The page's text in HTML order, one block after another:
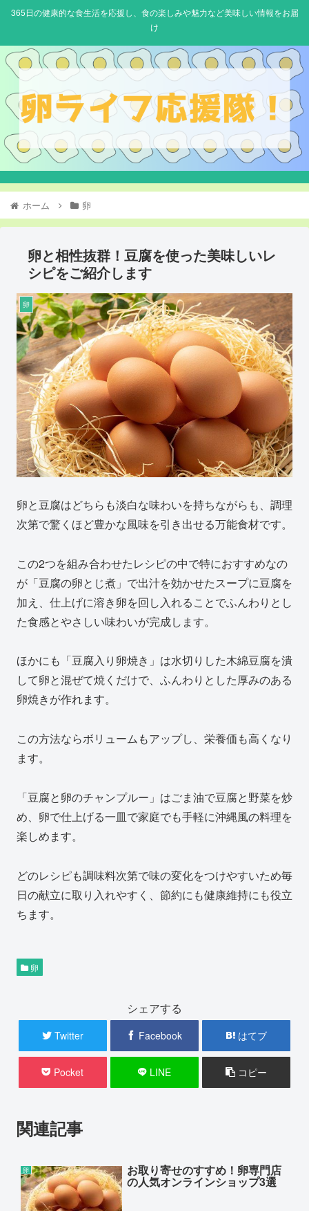
365日の健康的な食生活を応援し、食の楽しみや魅力など美味しい情報をお届
け
ホーム 卵
卵と相性抜群！豆腐を使った美味しいレ
シピをご紹介します
卵
卵と豆腐はどちらも淡白な味わいを持ちながらも、調理
次第で驚くほど豊かな風味を引き出せる万能食材です。
この2つを組み合わせたレシピの中で特におすすめなの
が「豆腐の卵とじ煮」で出汁を効かせたスープに豆腐を
加え、仕上げに溶き卵を回し入れることでふんわりとし
た食感とやさしい味わいが完成します。
ほかにも「豆腐入り卵焼き」は水切りした木綿豆腐を潰
して卵と混ぜて焼くだけで、ふんわりとした厚みのある
卵焼きが作れます。
この方法ならボリュームもアップし、栄養価も高くなり
ます。
「豆腐と卵のチャンプルー」はごま油で豆腐と野菜を炒
め、卵で仕上げる一皿で家庭でも手軽に沖縄風の料理を
楽しめます。
どのレシピも調味料次第で味の変化をつけやすいため毎
日の献立に取り入れやすく、節約にも健康維持にも役立
ちます。
卵
シェアする
Twitter Facebook はてブ
Pocket LINE コピー
関連記事
卵 お取り寄せのすすめ！卵専門店
の人気オンラインショップ3選